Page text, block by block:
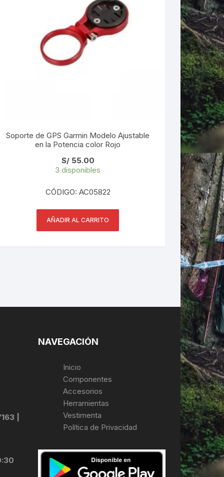
Soporte de GPS Garmin Modelo Ajustable
en la Potencia color Rojo
S/55.00
3 disponibles
CÓDIGO: AC05822
AÑADIR AL CARRITO
|
NAVEGACIÓN
Inicio
Componentes
Accesorios
Herramientas
Vestimenta
Política de Privacidad